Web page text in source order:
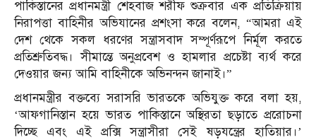
পাকিস্তানের প্রধানমন্ত্রী শেহবাজ শরীফ শুক্রবার এক প্রতিক্রিয়ায়
নিরাপত্তা বাহিনীর অভিযানের প্রশংসা করে বলেন, “আমরা এই
দেশ থেকে সকল ধরণের সন্ত্রাসবাদ সম্পূর্ণরূপে নির্মূল করতে
প্রতিশ্রুতিবদ্ধ। সীমান্তে অনুপ্রবেশ ও হামলার প্রচেষ্টা ব্যর্থ করে
দেওয়ার জন্য আমি বাহিনীকে অভিনন্দন জানাই।”
প্রধানমন্ত্রীর বক্তব্যে সরাসরি ভারতকে অভিযুক্ত করে বলা হয়,
‘আফগানিস্তান হয়ে ভারত পাকিস্তানে অস্থিরতা ছড়াতে প্ররোচনা
দিচ্ছে এবং এই প্রক্সি সন্ত্রাসীরা সেই ষড়যন্ত্রের হাতিয়ার।’